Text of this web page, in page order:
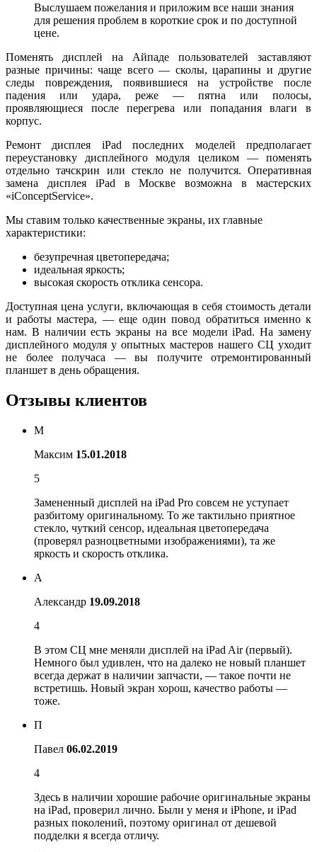
Выслушаем пожелания и приложим все наши знания
для решения проблем в короткие срок и по доступной
цене.
Поменять дисплей на Айпаде пользователей заставляют
разные причины: чаще всего — сколы, царапины и другие
следы повреждения, появившиеся на устройстве после
падения или удара, реже — пятна или полосы,
проявляющиеся после перегрева или попадания влаги в
корпус.
Ремонт дисплея iPad последних моделей предполагает
переустановку дисплейного модуля целиком — поменять
отдельно тачскрин или стекло не получится. Оперативная
замена дисплея iPad в Москве возможна в мастерских
«iConceptService».
Мы ставим только качественные экраны, их главные
характеристики:
безупречная цветопередача;
идеальная яркость;
высокая скорость отклика сенсора.
Доступная цена услуги, включающая в себя стоимость детали
и работы мастера, — еще один повод обратиться именно к
нам. В наличии есть экраны на все модели iPad. На замену
дисплейного модуля у опытных мастеров нашего СЦ уходит
не более получаса — вы получите отремонтированный
планшет в день обращения.
Отзывы клиентов
М
Максим 15.01.2018
5
Замененный дисплей на iPad Pro совсем не уступает
разбитому оригинальному. То же тактильно приятное
стекло, чуткий сенсор, идеальная цветопередача
(проверял разноцветными изображениями), та же
яркость и скорость отклика.
А
Александр 19.09.2018
4
В этом СЦ мне меняли дисплей на iPad Air (первый).
Немного был удивлен, что на далеко не новый планшет
всегда держат в наличии запчасти, — такое почти не
встретишь. Новый экран хорош, качество работы —
тоже.
П
Павел 06.02.2019
4
Здесь в наличии хорошие рабочие оригинальные экраны
на iPad, проверил лично. Были у меня и iPhone, и iPad
разных поколений, поэтому оригинал от дешевой
подделки я всегда отличу.